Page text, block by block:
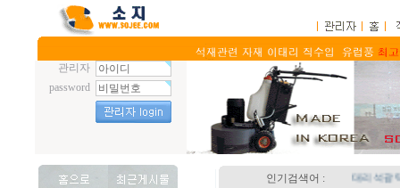
관리자
password
인기검색어 : 대리석광